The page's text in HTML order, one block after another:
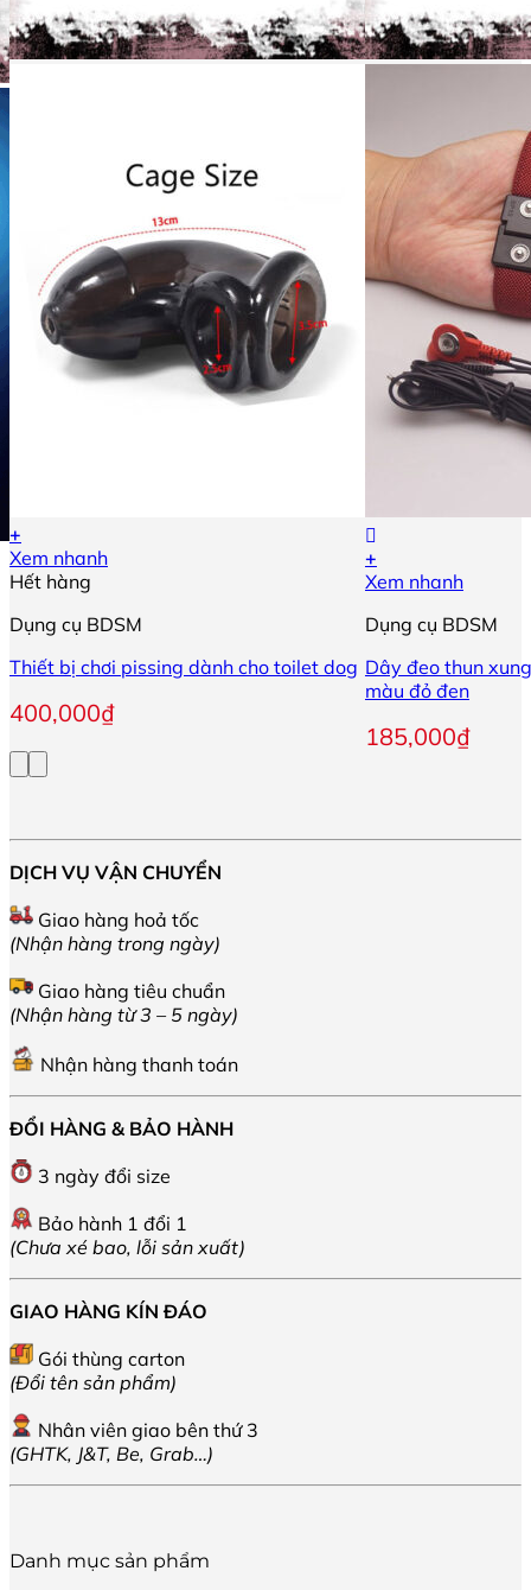
+
Xem nhanh
Hết hàng
Dụng cụ BDSM
Thiết bị chơi pissing dành cho toilet dog
400,000₫
+
Xem nhanh
Dụng cụ BDSM
Dây đeo thun
màu đỏ đen
185,000₫
DỊCH VỤ VẬN CHUYỂN
Giao hàng hoả tốc
(Nhận hàng trong ngày)
Giao hàng tiêu chuẩn
(Nhận hàng từ 3 – 5 ngày)
Nhận hàng thanh toán
ĐỔI HÀNG & BẢO HÀNH
3 ngày đổi size
Bảo hành 1 đổi 1
(Chưa xé bao, lỗi sản xuất)
GIAO HÀNG KÍN ĐÁO
Gói thùng carton
(Đổi tên sản phẩm)
Nhân viên giao bên thứ 3
(GHTK, J&T, Be, Grab…)
Danh mục sản phẩm